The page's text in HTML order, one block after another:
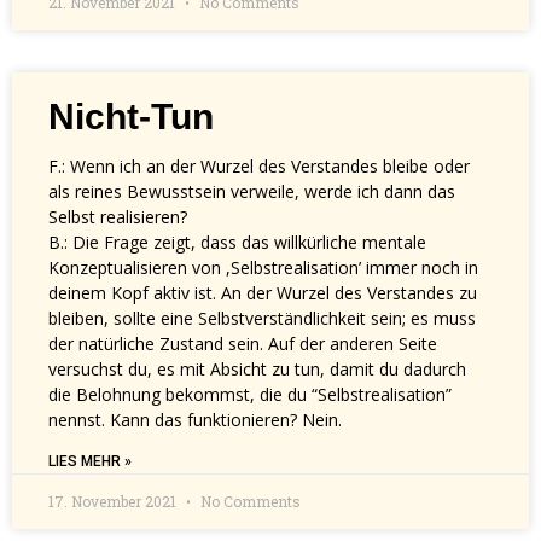
Nicht-Tun
F.: Wenn ich an der Wurzel des Verstandes bleibe oder
als reines Bewusstsein verweile, werde ich dann das
Selbst realisieren?
B.: Die Frage zeigt, dass das willkürliche mentale
Konzeptualisieren von ,Selbstrealisation’ immer noch in
deinem Kopf aktiv ist. An der Wurzel des Verstandes zu
bleiben, sollte eine Selbstverständlichkeit sein; es muss
der natürliche Zustand sein. Auf der anderen Seite
versuchst du, es mit Absicht zu tun, damit du dadurch
die Belohnung bekommst, die du “Selbstrealisation”
nennst. Kann das funktionieren? Nein.
LIES MEHR »
17. November 2021 No Comments